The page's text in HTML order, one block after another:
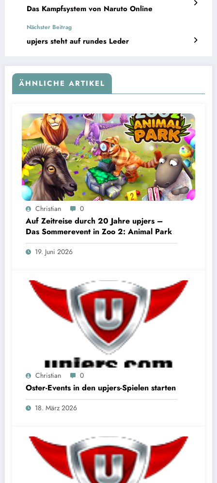
Das Kampfsystem von Naruto Online
Nächster Beitrag
upjers steht auf rundes Leder
ÄHNLICHE ARTIKEL
Christian 0
Auf Zeitreise durch 20 Jahre upjers –
Das Sommerevent in Zoo 2: Animal Park
19. Juni 2026
Christian 0
Oster-Events in den upjers-Spielen starten
18. März 2026